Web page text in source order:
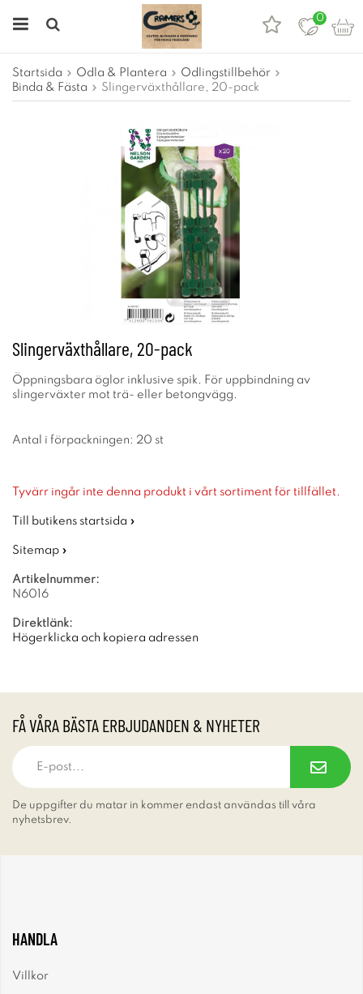
0
Startsida Odla & Plantera
Odlingstillbehör
Binda & Fästa
Slingerväxthållare, 20-pack
Slingerväxthållare, 20-pack
Öppningsbara öglor inklusive spik. För uppbindning av
slingerväxter mot trä- eller betongvägg.
Antal i förpackningen: 20 st
Tyvärr ingår inte denna produkt i vårt sortiment för tillfället.
Till butikens startsida »
Sitemap »
Artikelnummer:
N6016
Direktlänk:
Högerklicka och kopiera adressen
FÅ VÅRA BÄSTA ERBJUDANDEN & NYHETER
De uppgifter du matar in kommer endast användas till våra
nyhetsbrev.
HANDLA
Villkor